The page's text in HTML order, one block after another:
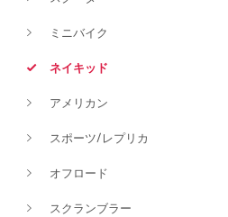
ミニバイク
ネイキッド
アメリカン
スポーツ/レプリカ
オフロード
スクランブラー